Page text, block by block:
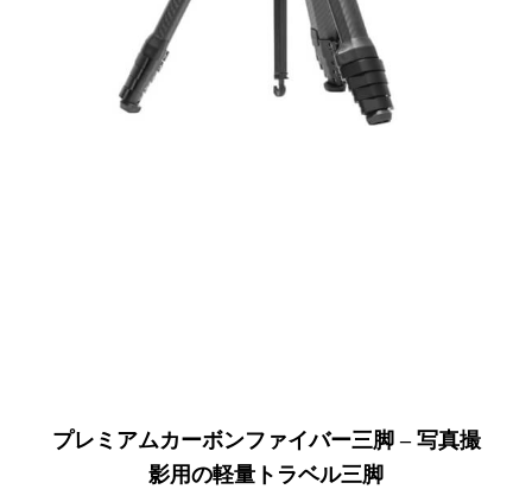
プレミアムカーボンファイバー三脚 – 写真撮
影用の軽量トラベル三脚